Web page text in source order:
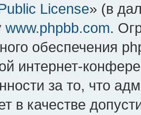
License» (в
www.phpbb.com.
обеспечения
интернет-
за то, что
в качестве